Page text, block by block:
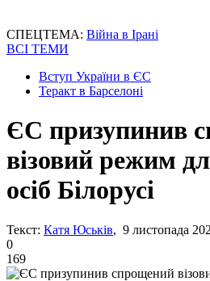
СПЕЦТЕМА: Війна в Ірані
ВСІ ТЕМИ
Вступ України в ЄС
Теракт в Барселоні
ЄС призупинив
візовий режим
осіб Білорусі
Текст: Катя Юськів, 9 листопада
0
169